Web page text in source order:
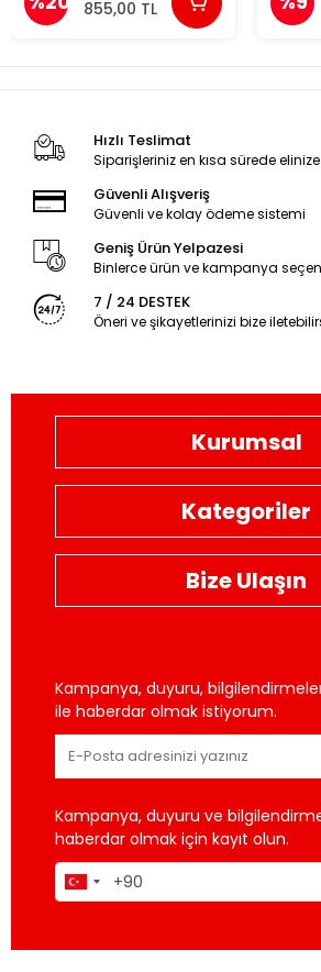
855,00 TL
Hızlı Teslimat
Siparişleriniz en kısa sürede elinize
Güvenli Alışveriş
Güvenli ve kolay ödeme sistemi
Geniş Ürün Yelpazesi
Binlerce ürün ve kampanya
7 / 24 DESTEK
Öneri ve şikayetlerinizi bize
Kurumsal
Kategoriler
Bize Ulaşın
Kampanya, duyuru,
ile haberdar olmak istiyorum.
Kampanya, duyuru ve
haberdar olmak için kayıt olun.